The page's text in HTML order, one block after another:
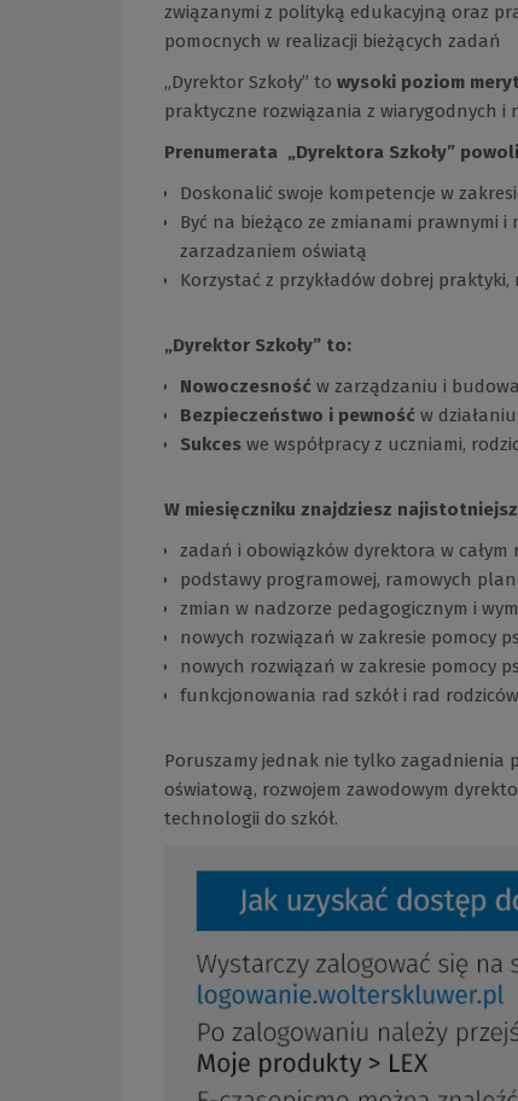
związanymi z polityką edukacyjną oraz
pomocnych w realizacji bieżących zadań
„Dyrektor Szkoły” to wysoki poziom
praktyczne rozwiązania z wiarygodnych i
Prenumerata „Dyrektora Szkoły”
Doskonalić swoje kompetencje w
Być na bieżąco ze zmianami prawnymi
zarzadzaniem oświatą
Korzystać z przykładów dobrej
„Dyrektor Szkoły” to:
Nowoczesność w zarządzaniu i
Bezpieczeństwo i pewność w działaniu
Sukces we współpracy z uczniami,
W miesięczniku znajdziesz
zadań i obowiązków dyrektora w
podstawy programowej, ramowych
zmian w nadzorze pedagogicznym i
nowych rozwiązań w zakresie pomocy
nowych rozwiązań w zakresie pomocy
funkcjonowania rad szkół i rad
Poruszamy jednak nie tylko zagadnienia
oświatową, rozwojem zawodowym
technologii do szkół.